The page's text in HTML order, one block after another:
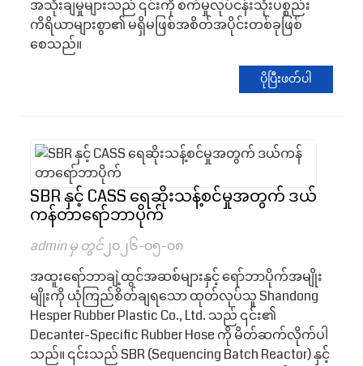
အသုံးချမှုများသည် ၎င်းကို စက်မှုလုပ်ငန်းသုံးပစ္စည်း
ကိရိယာများစွာ၏ မရှိမဖြစ်အစိတ်အပိုင်းတစ်ခုဖြစ်
စေသည်။
ပိုပြီးဖတ်ပါ
SBR နှင့် CASS ရေဆိုးသန့်စင်မှုအတွက် ဒယ်
ကန်တာရော်ဘာပိုက်
admin မှ တွင်၂၀၂၆-၀၅-၀၈
အထူးရော်ဘာချဲ့ထွင်အဆစ်များနှင့် ရော်ဘာပိုက်အမျိုး
မျိုးကို ယုံကြည်စိတ်ချရသော ထုတ်လုပ်သူ Shandong
Hesper Rubber Plastic Co., Ltd. သည် ၎င်း၏
Decanter-Specific Rubber Hose ကို မိတ်ဆက်လိုက်ပါ
သည်။ ၎င်းသည် SBR (Sequencing Batch Reactor) နှင့်